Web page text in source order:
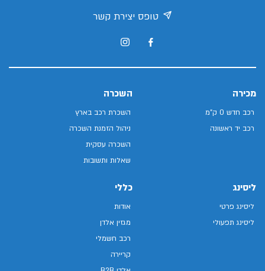
טופס יצירת קשר
מכירה
רכב חדש 0 ק"מ
רכב יד ראשונה
השכרה
השכרת רכב בארץ
ניהול הזמנת השכרה
השכרה עסקית
שאלות ותשובות
ליסינג
ליסינג פרטי
ליסינג תפעולי
כללי
אודות
מגזין אלדן
רכב חשמלי
קריירה